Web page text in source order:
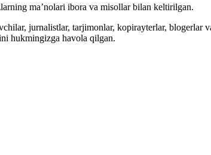
ma’nolari ibora va misollar bilan keltirilgan.
jurnalistlar, tarjimonlar, kopirayterlar,
hukmingizga havola qilgan.